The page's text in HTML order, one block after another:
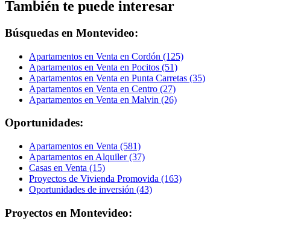
También te puede interesar
Búsquedas en Montevideo:
Apartamentos en Venta en Cordón (125)
Apartamentos en Venta en Pocitos (51)
Apartamentos en Venta en Punta Carretas (35)
Apartamentos en Venta en Centro (27)
Apartamentos en Venta en Malvin (26)
Oportunidades:
Apartamentos en Venta (581)
Apartamentos en Alquiler (37)
Casas en Venta (15)
Proyectos de Vivienda Promovida (163)
Oportunidades de inversión (43)
Proyectos en Montevideo: